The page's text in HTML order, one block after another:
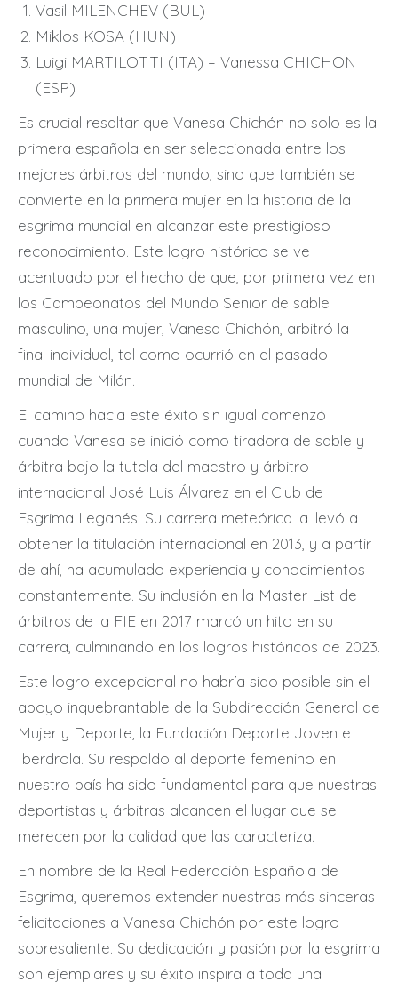
Vasil MILENCHEV (BUL)
Miklos KOSA (HUN)
Luigi MARTILOTTI (ITA) – Vanessa CHICHON
(ESP)
Es crucial resaltar que Vanesa Chichón no solo es la
primera española en ser seleccionada entre los
mejores árbitros del mundo, sino que también se
convierte en la primera mujer en la historia de la
esgrima mundial en alcanzar este prestigioso
reconocimiento. Este logro histórico se ve
acentuado por el hecho de que, por primera vez en
los Campeonatos del Mundo Senior de sable
masculino, una mujer, Vanesa Chichón, arbitró la
final individual, tal como ocurrió en el pasado
mundial de Milán.
El camino hacia este éxito sin igual comenzó
cuando Vanesa se inició como tiradora de sable y
árbitra bajo la tutela del maestro y árbitro
internacional José Luis Álvarez en el Club de
Esgrima Leganés. Su carrera meteórica la llevó a
obtener la titulación internacional en 2013, y a partir
de ahí, ha acumulado experiencia y conocimientos
constantemente. Su inclusión en la Master List de
árbitros de la FIE en 2017 marcó un hito en su
carrera, culminando en los logros históricos de 2023.
Este logro excepcional no habría sido posible sin el
apoyo inquebrantable de la Subdirección General de
Mujer y Deporte, la Fundación Deporte Joven e
Iberdrola. Su respaldo al deporte femenino en
nuestro país ha sido fundamental para que nuestras
deportistas y árbitras alcancen el lugar que se
merecen por la calidad que las caracteriza.
En nombre de la Real Federación Española de
Esgrima, queremos extender nuestras más sinceras
felicitaciones a Vanesa Chichón por este logro
sobresaliente. Su dedicación y pasión por la esgrima
son ejemplares y su éxito inspira a toda una